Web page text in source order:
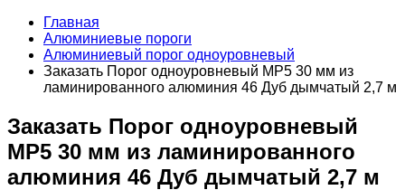
Главная
Алюминиевые пороги
Алюминиевый порог одноуровневый
Заказать Порог одноуровневый MP5 30 мм из
ламинированного алюминия 46 Дуб дымчатый 2,7 м
Заказать Порог одноуровневый
MP5 30 мм из ламинированного
алюминия 46 Дуб дымчатый 2,7 м